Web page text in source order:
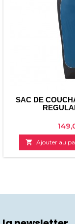
SAC DE
Prix
 Ajouter au